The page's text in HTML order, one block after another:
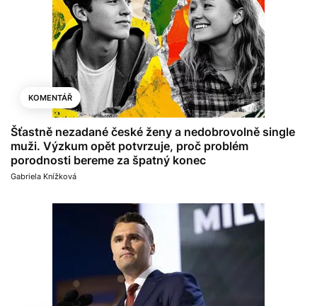
KOMENTÁŘ
Šťastně nezadané české ženy a nedobrovolně single
muži. Výzkum opět potvrzuje, proč problém
porodnosti bereme za špatný konec
Gabriela Knížková